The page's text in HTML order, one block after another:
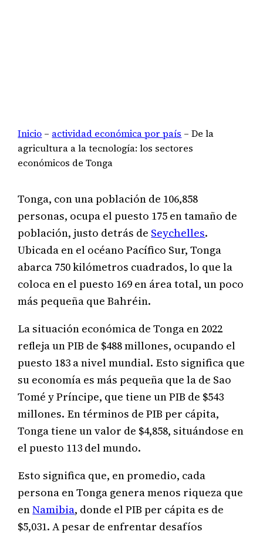
Inicio – actividad económica por país –De la
agricultura a la tecnología: los sectores
económicos de Tonga
Tonga, con una población de 106,858
personas, ocupa el puesto 175 en tamaño de
población, justo detrás de Seychelles.
Ubicada en el océano Pacífico Sur, Tonga
abarca 750 kilómetros cuadrados, lo que la
coloca en el puesto 169 en área total, un poco
más pequeña que Bahréin.
La situación económica de Tonga en 2022
refleja un PIB de $488 millones, ocupando el
puesto 183 a nivel mundial. Esto significa que
su economía es más pequeña que la de Sao
Tomé y Príncipe, que tiene un PIB de $543
millones. En términos de PIB per cápita,
Tonga tiene un valor de $4,858, situándose en
el puesto 113 del mundo.
Esto significa que, en promedio, cada
persona en Tonga genera menos riqueza que
enNamibia, donde el PIB per cápita es de
$5,031. A pesar de enfrentar desafíos